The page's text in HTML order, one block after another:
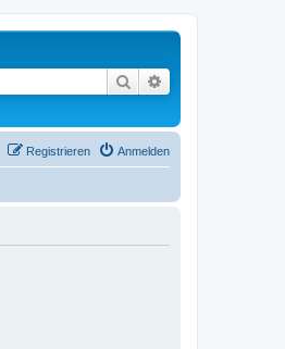
Suche
Anmelden
Registrieren